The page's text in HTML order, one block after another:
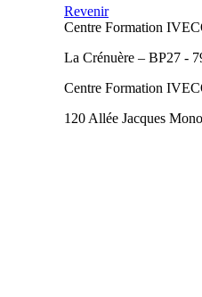
Revenir
Centre Formation
La Crénuère – BP27 -
Centre Formation
120 Allée Jacques